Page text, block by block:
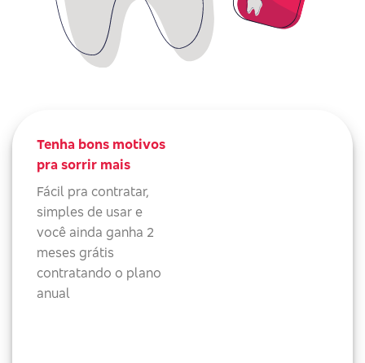
Tenha bons motivos
pra sorrir mais
Fácil pra contratar,
simples de usar e
você ainda ganha 2
meses grátis
contratando o plano
anual